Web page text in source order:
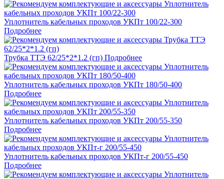
Уплотнитель кабельных проходов УКПт 100/22-300
Подробнее
Трубка ТТЭ 62/25*2*1.2 (гп) Подробнее
Уплотнитель кабельных проходов УКПт 180/50-400
Подробнее
Уплотнитель кабельных проходов УКПт 200/55-350
Подробнее
Уплотнитель кабельных проходов УКПт-г 200/55-450
Подробнее